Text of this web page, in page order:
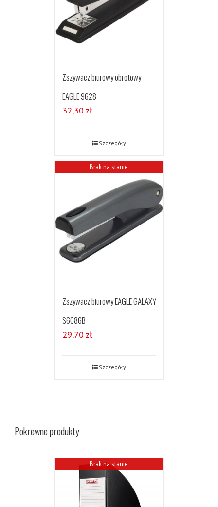
Zszywacz biurowy obrotowy
EAGLE 9628
32,30 zł
Szczegóły
Brak na stanie
Zszywacz biurowy EAGLE GALAXY
S6086B
29,70 zł
Szczegóły
Pokrewne produkty
Brak na stanie